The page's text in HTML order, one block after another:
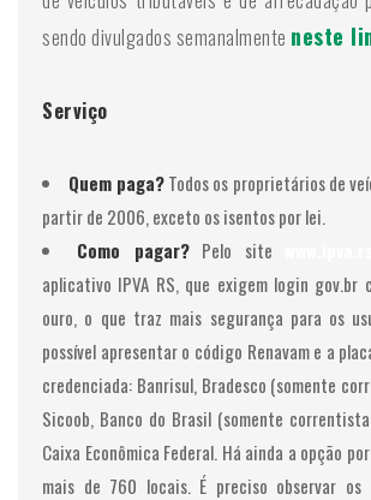
sendo divulgados semanalmente neste
Serviço
Quem paga?Todos os proprietários de
partir de 2006, exceto os isentos por lei.
Como pagar?Pelo site
aplicativo IPVA RS, que exigem login gov.br
ouro, o que traz mais segurança para os
possível apresentar o código Renavam e a
credenciada: Banrisul, Bradesco (somente
Sicoob, Banco do Brasil (somente
Caixa Econômica Federal. Há ainda a opção
mais de 760 locais. É preciso observar os